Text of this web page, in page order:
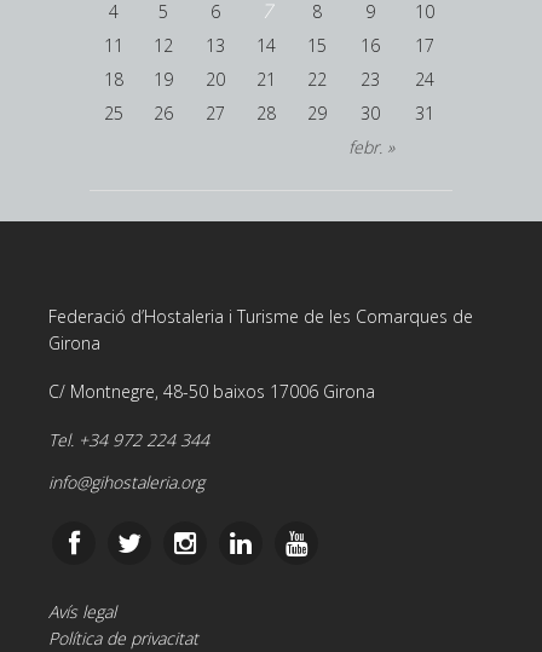
febr. »
4
5 6 7 8 9
10
11
12 13 14 15 16
17
18
19 20 21 22 23
24
25
26 27 28 29 30 31
Federació d’Hostaleria i Turisme de les Comarques de
Girona
C/ Montnegre, 48-50 baixos 17006 Girona
Tel. +34 972 224 344
info@gihostaleria.org
Avís legal
Política de privacitat